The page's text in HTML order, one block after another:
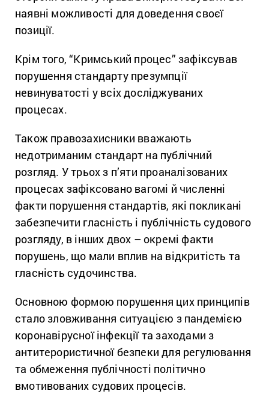
наявні можливості для доведення своєї
позиції.
Крім того, “Кримський процес” зафіксував
порушення стандарту презумпції
невинуватості у всіх досліджуваних
процесах.
Також правозахисники вважають
недотриманим стандарт на публічний
розгляд. У трьох з п’яти проаналізованих
процесах зафіксовано вагомі й численні
факти порушення стандартів, які покликані
забезпечити гласність і публічність судового
розгляду, в інших двох – окремі факти
порушень, що мали вплив на відкритість та
гласність судочинства.
Основною формою порушення цих принципів
стало зловживання ситуацією з пандемією
коронавірусної інфекції та заходами з
антитерористичної безпеки для регулювання
та обмеження публічності політично
вмотивованих судових процесів.